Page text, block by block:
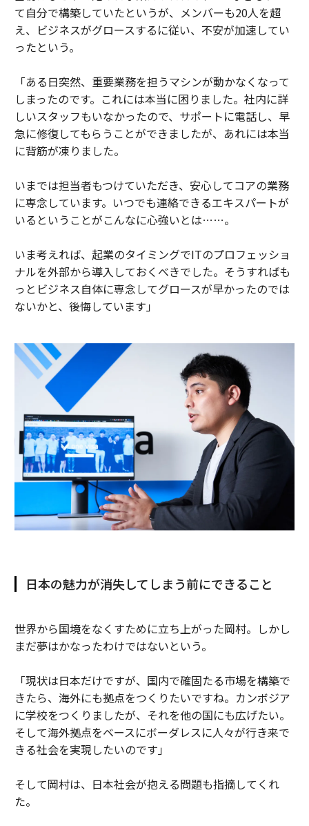
て自分で構築していたというが、メンバーも20人を超
え、ビジネスがグロースするに従い、不安が加速してい
ったという。
「ある日突然、重要業務を担うマシンが動かなくなって
しまったのです。これには本当に困りました。社内に詳
しいスタッフもいなかったので、サポートに電話し、早
急に修復してもらうことができましたが、あれには本当
に背筋が凍りました。
いまでは担当者もつけていただき、安心してコアの業務
に専念しています。いつでも連絡できるエキスパートが
いるということがこんなに心強いとは……。
いま考えれば、起業のタイミングでITのプロフェッショ
ナルを外部から導入しておくべきでした。そうすればも
っとビジネス自体に専念してグロースが早かったのでは
ないかと、後悔しています」
日本の魅力が消失してしまう前にできること
世界から国境をなくすために立ち上がった岡村。しかし
まだ夢はかなったわけではないという。
「現状は日本だけですが、国内で確固たる市場を構築で
きたら、海外にも拠点をつくりたいですね。カンボジア
に学校をつくりましたが、それを他の国にも広げたい。
そして海外拠点をベースにボーダレスに人々が行き来で
きる社会を実現したいのです」
そして岡村は、日本社会が抱える問題も指摘してくれ
た。